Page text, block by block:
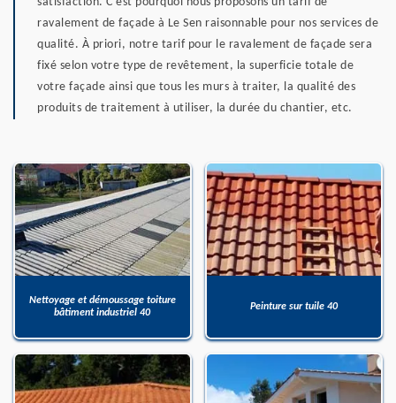
ravalement de façade à Le Sen raisonnable pour nos services de
qualité. À priori, notre tarif pour le ravalement de façade sera
fixé selon votre type de revêtement, la superficie totale de
votre façade ainsi que tous les murs à traiter, la qualité des
produits de traitement à utiliser, la durée du chantier, etc.
Nettoyage et démoussage toiture
bâtiment industriel 40
Peinture sur tuile 40